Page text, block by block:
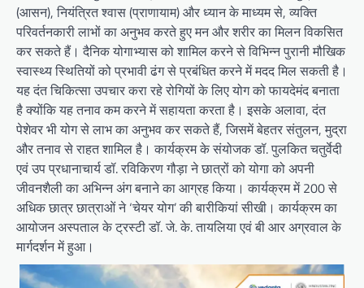
(आसन), नियंत्रित श्वास (प्राणायाम) और ध्यान के माध्यम से, व्यक्ति
परिवर्तनकारी लाभों का अनुभव करते हुए मन और शरीर का मिलन विकसित
कर सकते हैं। दैनिक योगाभ्यास को शामिल करने से विभिन्न पुरानी मौखिक
स्वास्थ्य स्थितियों को प्रभावी ढंग से प्रबंधित करने में मदद मिल सकती है।
यह दंत चिकित्सा उपचार करा रहे रोगियों के लिए योग को फायदेमंद बनाता
है क्योंकि यह तनाव कम करने में सहायता करता है। इसके अलावा, दंत
पेशेवर भी योग से लाभ का अनुभव कर सकते हैं, जिसमें बेहतर संतुलन, मुद्रा
और तनाव से राहत शामिल है। कार्यक्रम के संयोजक डॉ. पुलकित चतुर्वेदी
एवं उप प्रधानाचार्य डॉ. रविकिरण गौड़ा ने छात्रों को योगा को अपनी
जीवनशैली का अभिन्न अंग बनाने का आग्रह किया। कार्यक्रम में 200 से
अधिक छात्र छात्राओं ने ‘चेयर योग’ की बारीकियां सीखी। कार्यक्रम का
आयोजन अस्पताल के ट्रस्टी डॉ. जे. के. तायलिया एवं बी आर अग्रवाल के
मार्गदर्शन में हुआ।